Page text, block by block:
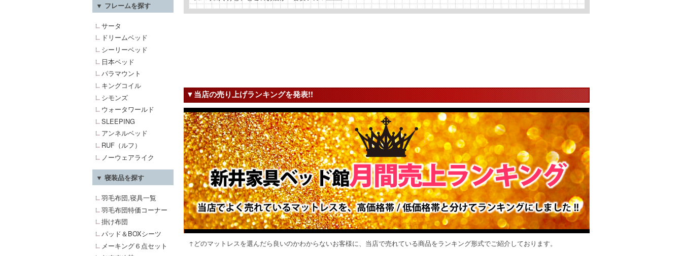
▼ フレームを探す
サータ
ドリームベッド
シーリーベッド
日本ベッド
パラマウント
キングコイル
シモンズ
ウォータワールド
SLEEPING
アンネルベッド
RUF（ルフ）
ノーウェアライク
▼ 寝装品を探す
羽毛布団,寝具一覧
羽毛布団特価コーナー
掛け布団
パッド＆BOXシーツ
メーキング６点セット
▼当店の売り上げランキングを発表!!
↑どのマットレスを選んだら良いのかわからないお客様に、当店で売れている商品をランキング形式でご紹介しております。